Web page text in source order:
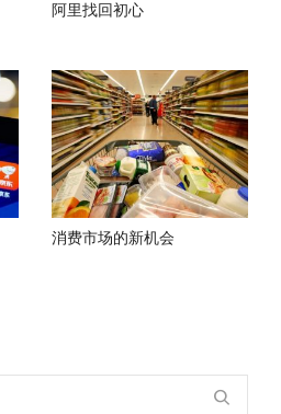
阿里找回初心
消费市场的新机会